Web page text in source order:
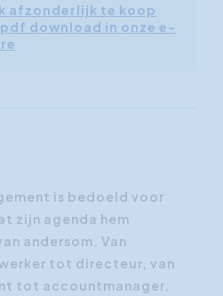
afzonderlijk te koop
download in onze e-
is bedoeld voor
zijn agenda hem
andersom. Van
tot directeur, van
tot accountmanager.